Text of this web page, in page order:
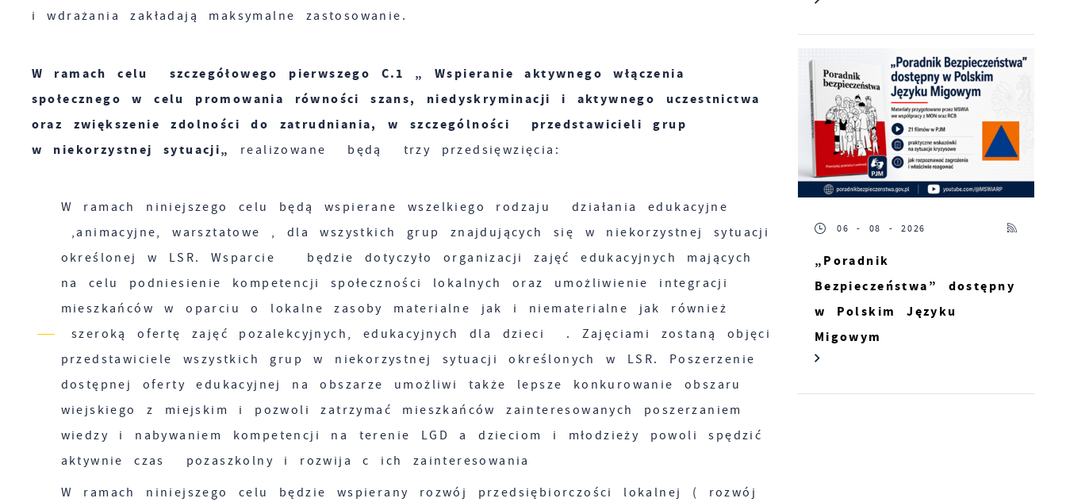
i wdrażania zakładają maksymalne zastosowanie.
W ramach celu szczegółowego pierwszego C.1 „ Wspieranie aktywnego włączenia
społecznego w celu promowania równości szans, niedyskryminacji i aktywnego uczestnictwa
oraz zwiększenie zdolności do zatrudniania, w szczególności przedstawicieli grup
w niekorzystnej sytuacji„
realizowane będą trzy przedsięwzięcia:
W ramach niniejszego celu będą wspierane wszelkiego rodzaju działania edukacyjne
,animacyjne, warsztatowe , dla wszystkich grup znajdujących się w niekorzystnej sytuacji
określonej w LSR. Wsparcie będzie dotyczyło organizacji zajęć edukacyjnych mających
na celu podniesienie kompetencji społeczności lokalnych oraz umożliwienie integracji
mieszkańców w oparciu o lokalne zasoby materialne jak i niematerialne jak również
szeroką ofertę zajęć pozalekcyjnych, edukacyjnych dla dzieci . Zajęciami zostaną objęci
przedstawiciele wszystkich grup w niekorzystnej sytuacji określonych w LSR. Poszerzenie
dostępnej oferty edukacyjnej na obszarze umożliwi także lepsze konkurowanie obszaru
wiejskiego z miejskim i pozwoli zatrzymać mieszkańców zainteresowanych poszerzaniem
wiedzy i nabywaniem kompetencji na terenie LGD a dzieciom i młodzieży powoli spędzić
aktywnie czas pozaszkolny i rozwija c ich zainteresowania
W ramach niniejszego celu będzie wspierany rozwój przedsiębiorczości lokalnej ( rozwój
06 - 08 - 2026
„Poradnik
Bezpieczeństwa” dostępny
w Polskim Języku
Migowym